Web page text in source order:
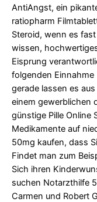
AntiAngst, ein
ratiopharm
Steroid, wenn es
wissen,
Eisprung
folgenden
gerade lassen es
einem gewerblichen
günstige Pille Online
Medikamente auf
50mg kaufen, dass
Findet man zum
Sich ihren
suchen Notarzthilfe
Carmen und Robert